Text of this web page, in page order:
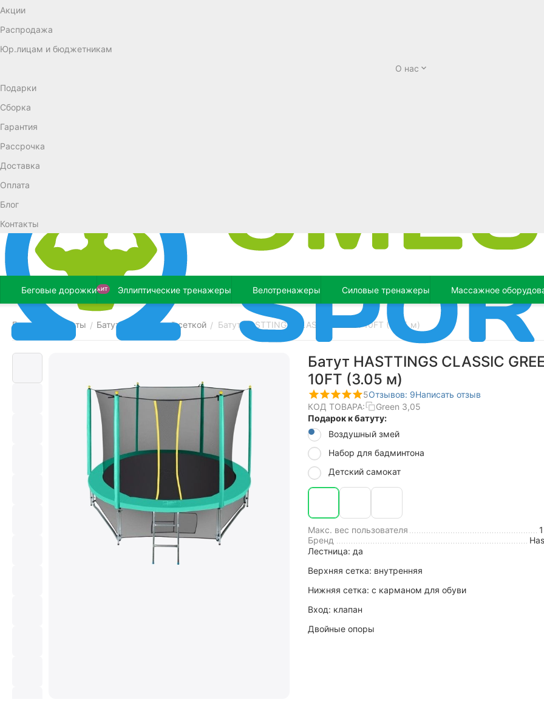
Акции
Распродажа
Юр.лицам и бюджетникам
О нас
Подарки
Сборка
Гарантия
Рассрочка
Доставка
Оплата
Блог
Контакты
Беговые дорожкиХИТ Эллиптические тренажеры Велотренажеры Силовые тренажеры Массажное
Главная Батуты / Батуты с защитной сеткой / Батут HASTTINGS CLASSIC GREEN 10FT (3.05 м)
Батут HASTTINGS CLASSIC
10FT (3.05 м)
5Отзывов: 9Написать отзыв
КОД ТОВАРА:
Green 3,05
Подарок к батуту:
Воздушный змей
Набор для бадминтона
Детский самокат
Макс. вес пользователя
Бренд
Лестница: да
Верхняя сетка: внутренняя
Нижняя сетка: с карманом для обуви
Вход: клапан
Двойные опоры